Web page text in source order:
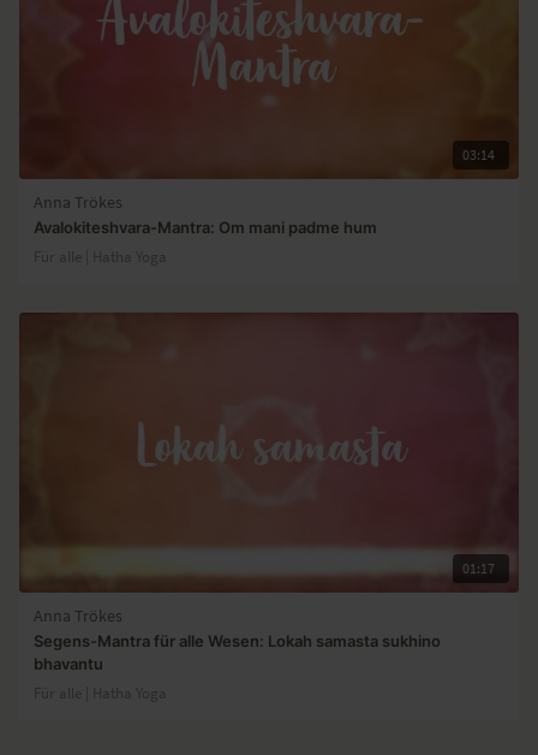
03:14
Anna Trökes
Avalokiteshvara-Mantra: Om mani padme hum
Für alle | Hatha Yoga
01:17
Anna Trökes
Segens-Mantra für alle Wesen: Lokah samasta sukhino
bhavantu
Für alle | Hatha Yoga